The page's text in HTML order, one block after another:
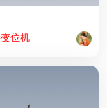
变位机